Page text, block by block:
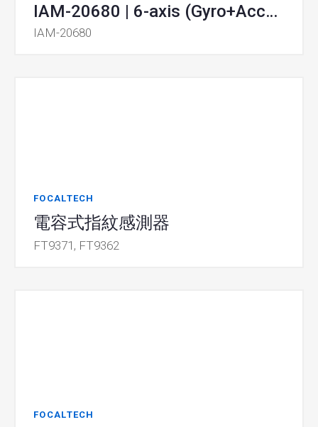
IAM-20680 | 6-axis (Gyro+Accel) MotionTracking
IAM-20680
FOCALTECH
電容式指紋感測器
FT9371, FT9362
FOCALTECH